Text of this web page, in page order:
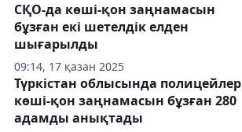
09:14, 17 қазан 2025
СҚО-да көші-қон заңнамасын
бұзған екі шетелдік елден
шығарылды
Түркістан облысында полицейлер
көші-қон заңнамасын бұзған 280
адамды анықтады